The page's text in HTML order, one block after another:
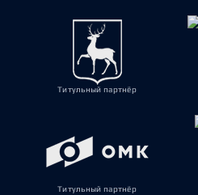
Титульный партнёр
Титульный партнёр